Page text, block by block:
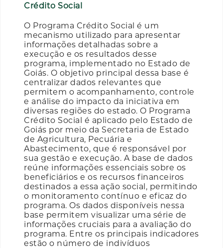
Crédito Social
O Programa Crédito Social é um
mecanismo utilizado para apresentar
informações detalhadas sobre a
execução e os resultados desse
programa, implementado no Estado de
Goiás. O objetivo principal dessa base é
centralizar dados relevantes que
permitem o acompanhamento, controle
e análise do impacto da iniciativa em
diversas regiões do estado. O Programa
Crédito Social é aplicado pelo Estado de
Goiás por meio da Secretaria de Estado
de Agricultura, Pecuária e
Abastecimento, que é responsável por
sua gestão e execução. A base de dados
reúne informações essenciais sobre os
beneficiários e os recursos financeiros
destinados a essa ação social, permitindo
o monitoramento contínuo e eficaz do
programa. Os dados disponíveis nessa
base permitem visualizar uma série de
informações cruciais para a avaliação do
programa. Entre os principais indicadores
estão o número de indivíduos